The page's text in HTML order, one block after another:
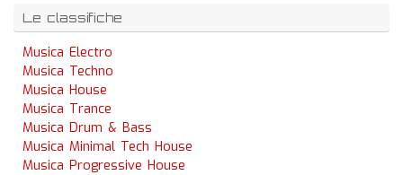
Le classifiche
Musica Electro
Musica Techno
Musica House
Musica Trance
Musica Drum & Bass
Musica Minimal Tech House
Musica Progressive House